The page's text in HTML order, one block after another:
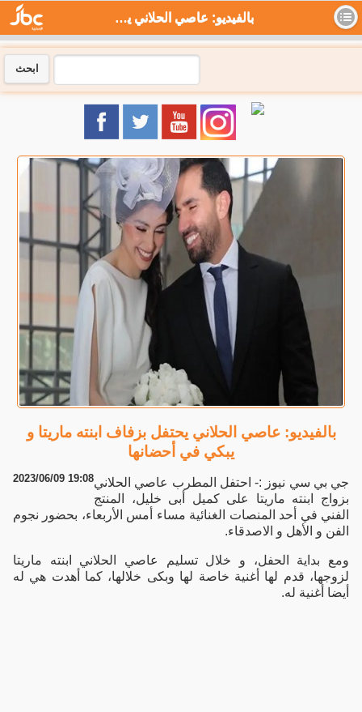
بالفيديو: عاصي الحلاني يحتفل بزفاف ابنته ماريتا و يبكي في أحضانها - جي بي سي نيوز
ابحث
بالفيديو: عاصي الحلاني يحتفل بزفاف ابنته ماريتا و
يبكي في أحضانها
2023/06/09 19:08جي بي سي نيوز :- احتفل المطرب عاصي الحلاني
بزواج ابنته ماريتا على كميل أبى خليل، المنتج
الفني في أحد المنصات الغنائية مساء أمس الأربعاء، بحضور نجوم
الفن و الأهل و الاصدقاء.
ومع بداية الحفل، و خلال تسليم عاصي الحلاني ابنته ماريتا
لزوجها، قدم لها أغنية خاصة لها وبكى خلالها، كما أهدت هي له
أيضا أغنية له.